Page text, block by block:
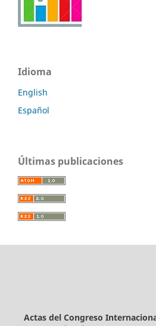
Idioma
English
Español
Últimas publicaciones
Actas del Congreso